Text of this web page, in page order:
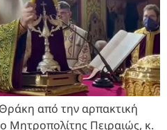
από την αρπακτική
Μητροπολίτης Πειραιώς, κ.